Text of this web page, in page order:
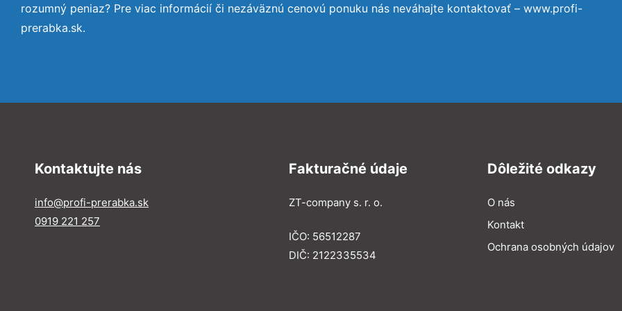
rozumný peniaz? Pre viac informácií či nezáväznú cenovú ponuku nás neváhajte kontaktovať – www.profi-
prerabka.sk.
Kontaktujte nás
info@profi-prerabka.sk
0919 221 257
Fakturačné údaje
ZT-company s. r. o.
IČO: 56512287
DIČ: 2122335534
Dôležité odkazy
O nás
Kontakt
Ochrana osobných údajov